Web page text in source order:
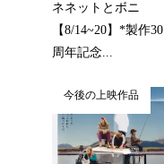
ネネットとボニ
【8/14~20】*製作30
周年記念...
今後の上映作品